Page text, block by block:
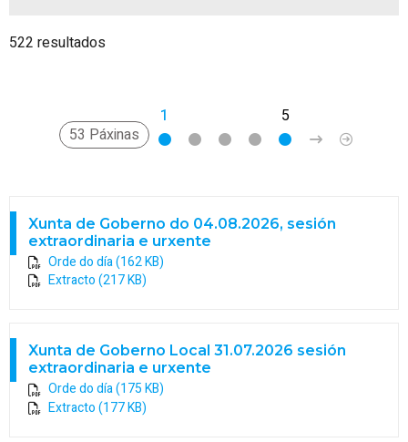
522 resultados
53 Páxinas
1 5
Xunta de Goberno do 04.08.2026, sesión
extraordinaria e urxente
Orde do día (162 KB)
Extracto (217 KB)
Xunta de Goberno Local 31.07.2026 sesión
extraordinaria e urxente
Orde do día (175 KB)
Extracto (177 KB)